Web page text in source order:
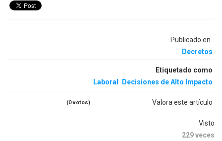
Publicado en
Decretos
Etiquetado como
Laboral
Decisiones de Alto Impacto
Valora este artículo
(0 votos)
Visto
229 veces